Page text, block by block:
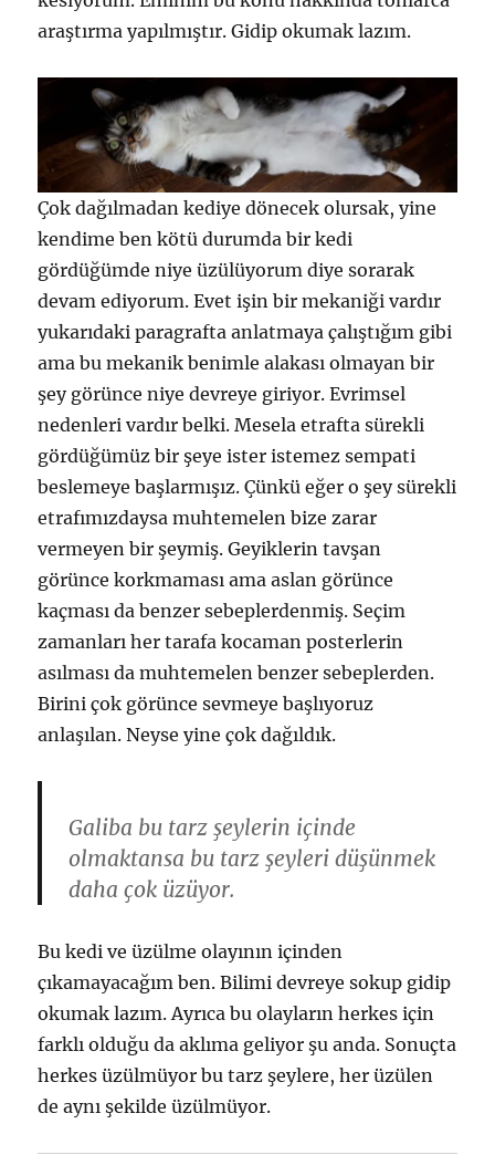
araştırma yapılmıştır. Gidip okumak lazım.
Çok dağılmadan kediye dönecek olursak, yine
kendime ben kötü durumda bir kedi
gördüğümde niye üzülüyorum diye sorarak
devam ediyorum. Evet işin bir mekaniği vardır
yukarıdaki paragrafta anlatmaya çalıştığım gibi
ama bu mekanik benimle alakası olmayan bir
şey görünce niye devreye giriyor. Evrimsel
nedenleri vardır belki. Mesela etrafta sürekli
gördüğümüz bir şeye ister istemez sempati
beslemeye başlarmışız. Çünkü eğer o şey sürekli
etrafımızdaysa muhtemelen bize zarar
vermeyen bir şeymiş. Geyiklerin tavşan
görünce korkmaması ama aslan görünce
kaçması da benzer sebeplerdenmiş. Seçim
zamanları her tarafa kocaman posterlerin
asılması da muhtemelen benzer sebeplerden.
Birini çok görünce sevmeye başlıyoruz
anlaşılan. Neyse yine çok dağıldık.
Galiba bu tarz şeylerin içinde
olmaktansa bu tarz şeyleri düşünmek
daha çok üzüyor.
Bu kedi ve üzülme olayının içinden
çıkamayacağım ben. Bilimi devreye sokup gidip
okumak lazım. Ayrıca bu olayların herkes için
farklı olduğu da aklıma geliyor şu anda. Sonuçta
herkes üzülmüyor bu tarz şeylere, her üzülen
de aynı şekilde üzülmüyor.